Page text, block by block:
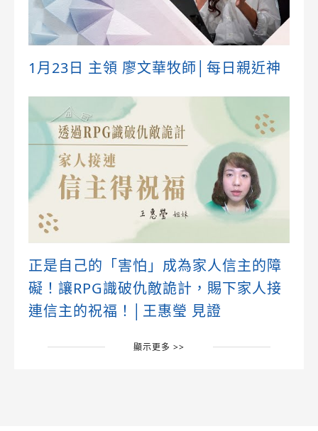
1月23日 主領 廖文華牧師│每日親近神
正是自己的「害怕」成為家人信主的障
礙！讓RPG識破仇敵詭計，賜下家人接
連信主的祝福！│王惠瑩 見證
顯示更多 >>